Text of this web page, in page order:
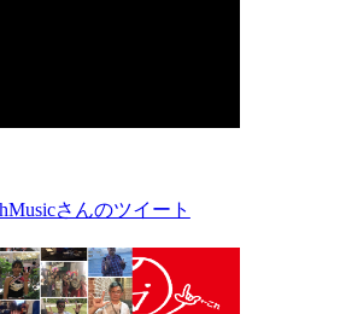
さんのツイート